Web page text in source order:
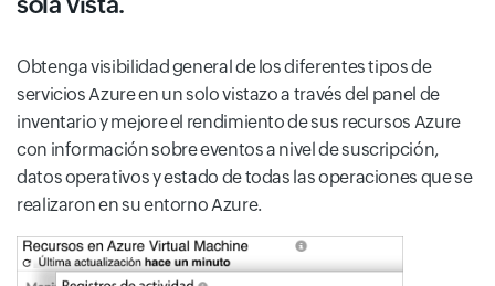
Obtenga visibilidad general de los diferentes tipos de
servicios Azure en un solo vistazo a través del panel de
inventario y mejore el rendimiento de sus recursos Azure
con información sobre eventos a nivel de suscripción,
datos operativos y estado de todas las operaciones que se
realizaron en su entorno Azure.